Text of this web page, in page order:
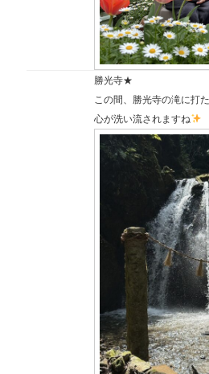
勝光寺★
この間、勝光寺の滝に打
心が洗い流されますね